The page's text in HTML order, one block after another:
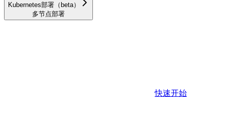
Kubernetes部署（beta）
多节点部署
快速开始